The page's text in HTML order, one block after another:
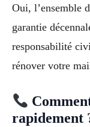
Oui, l’ensemble
garantie
responsabilité
rénover votre
rapidement